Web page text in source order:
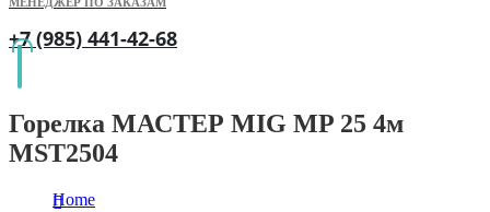
+7 (985) 441-42-68
Горелка МАСТЕР MIG MP 25 4м
MST2504
Home